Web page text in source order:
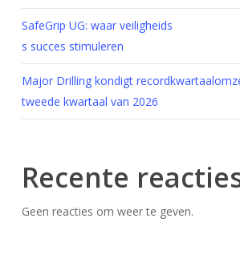
SafeGrip UG: waar veiligheids
s succes stimuleren
Major Drilling kondigt
tweede kwartaal van 2026
Recente
Geen reacties om weer te geven.